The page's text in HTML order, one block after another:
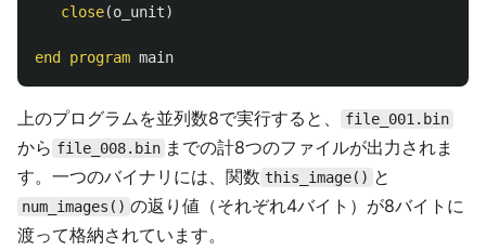
close(o_unit)
end program main
上のプログラムを並列数8で実行すると、 file_001.bin
から file_008.bin までの計8つのファイルが出力されま
す。一つのバイナリには、関数 this_image() と
num_images() の返り値（それぞれ4バイト）が8バイトに
渡って格納されています。